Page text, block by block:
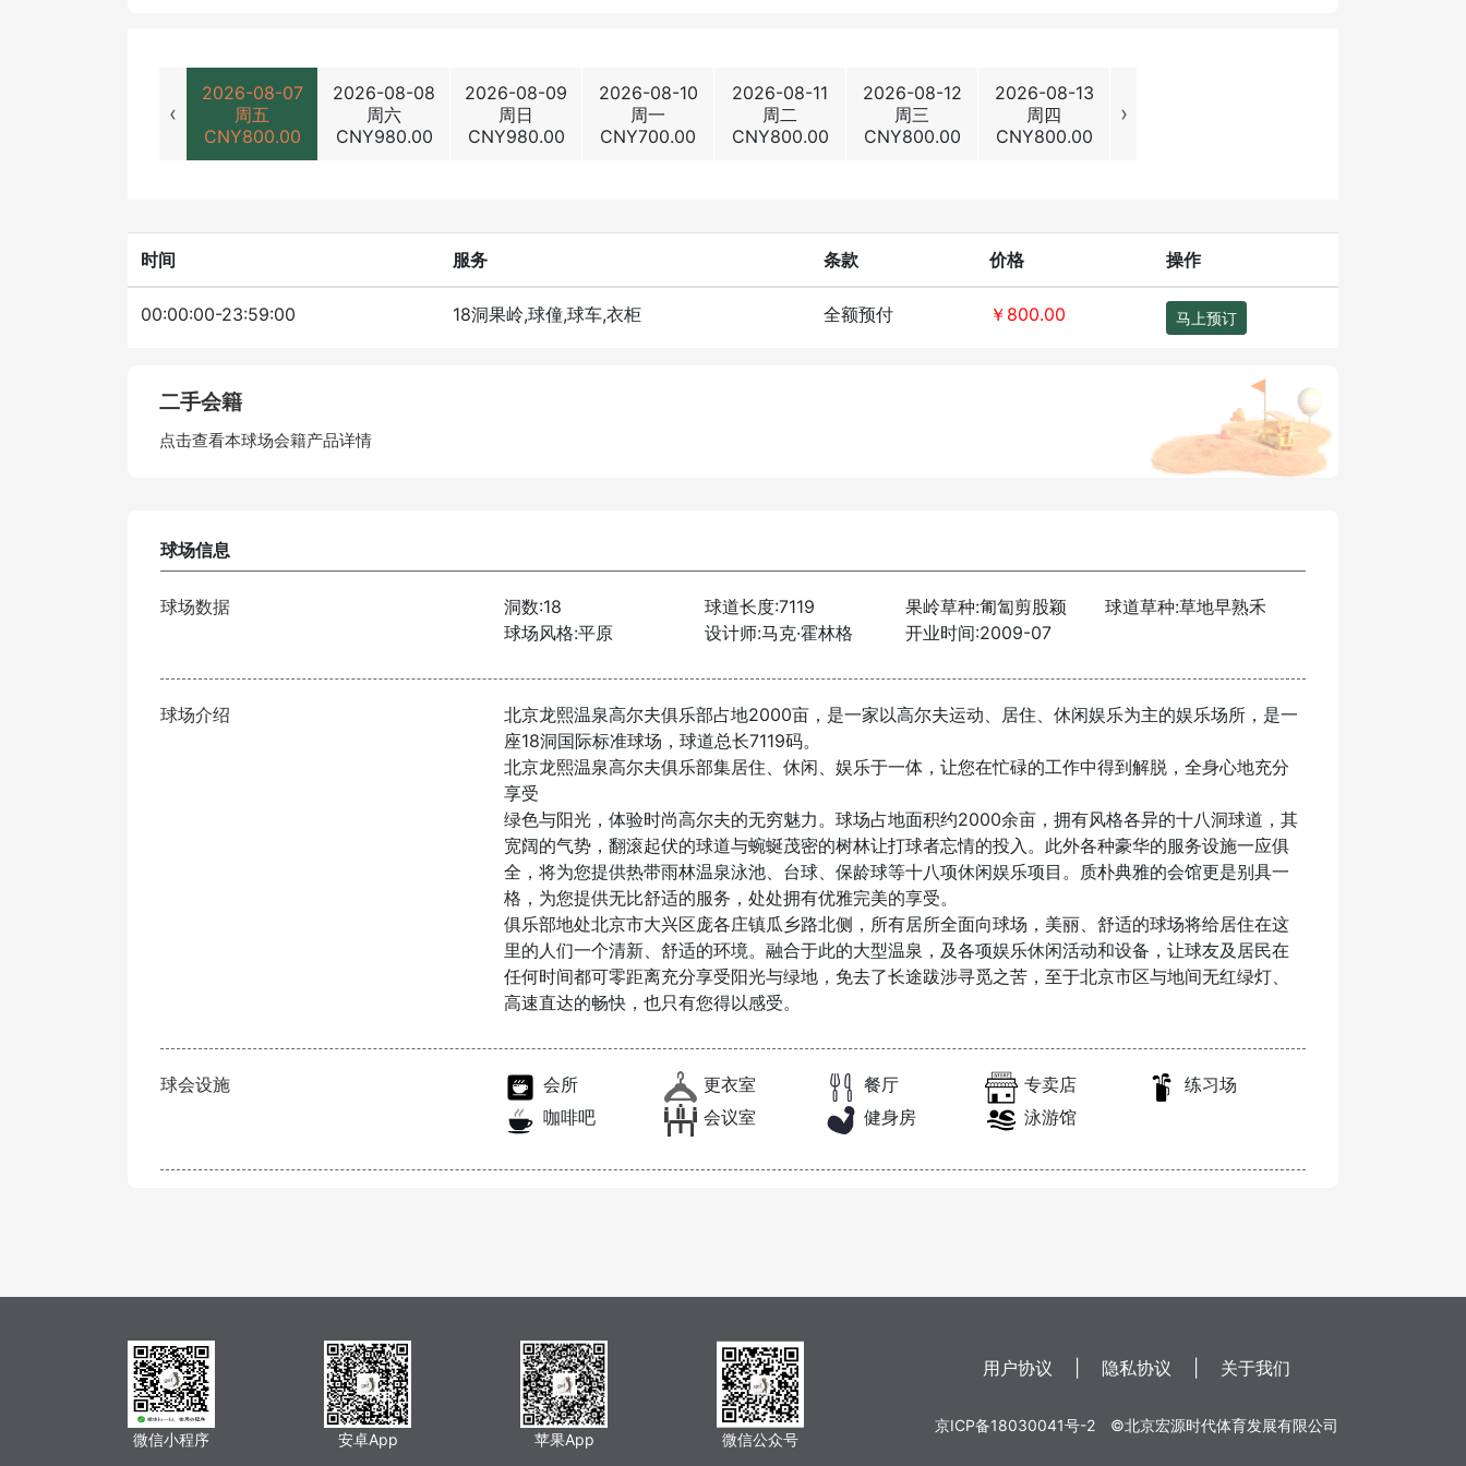
‹
2026-08-07
周五
CNY800.00
2026-08-08
周六
CNY980.00
2026-08-09
周日
CNY980.00
2026-08-10
周一
CNY700.00
2026-08-11
周二
CNY800.00
2026-08-12
周三
CNY800.00
2026-08-13
周四
CNY800.00
›
时间 服务 条款 价格 操作
00:00:00-23:59:00 18洞果岭,球僮,球车,衣柜 全额预付 ￥800.00 马上预订
二手会籍
点击查看本球场会籍产品详情
球场信息
球场数据 洞数:18 球道长度:7119 果岭草种:匍匐剪股颖
球道草种:草地早熟禾
球场风格:平原
设计师:马克·霍林格 开业时间:2009-07
球场介绍
北京龙熙温泉高尔夫俱乐部占地2000亩，是一家以高尔夫运动、居住、休闲娱乐为主的娱乐场所，是一
座18洞国际标准球场，球道总长7119码。
北京龙熙温泉高尔夫俱乐部集居住、休闲、娱乐于一体，让您在忙碌的工作中得到解脱，全身心地充分
享受
绿色与阳光，体验时尚高尔夫的无穷魅力。球场占地面积约2000余亩，拥有风格各异的十八洞球道，其
宽阔的气势，翻滚起伏的球道与蜿蜒茂密的树林让打球者忘情的投入。此外各种豪华的服务设施一应俱
全，将为您提供热带雨林温泉泳池、台球、保龄球等十八项休闲娱乐项目。质朴典雅的会馆更是别具一
格，为您提供无比舒适的服务，处处拥有优雅完美的享受。
俱乐部地处北京市大兴区庞各庄镇瓜乡路北侧，所有居所全面向球场，美丽、舒适的球场将给居住在这
里的人们一个清新、舒适的环境。融合于此的大型温泉，及各项娱乐休闲活动和设备，让球友及居民在
任何时间都可零距离充分享受阳光与绿地，免去了长途跋涉寻觅之苦，至于北京市区与地间无红绿灯、
高速直达的畅快，也只有您得以感受。
球会设施 会所 更衣室 餐厅 专卖店
练习场
咖啡吧
会议室 健身房 泳游馆
微信小程序 安卓App 苹果App 微信公众号
用户协议 隐私协议 关于我们
京ICP备18030041号-2 ©北京宏源时代体育发展有限公司